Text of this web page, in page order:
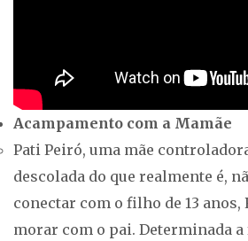
Acampamento com a Mamãe
Pati Peiró, uma mãe
descolada do que realmente é,
conectar com o filho de 13 anos,
morar com o pai. Determinada a